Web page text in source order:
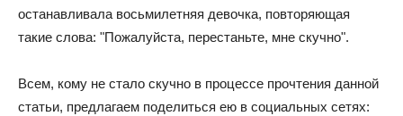
останавливала восьмилетняя девочка, повторяющая
такие слова: "Пожалуйста, перестаньте, мне скучно".
Всем, кому не стало скучно в процессе прочтения данной
статьи, предлагаем поделиться ею в социальных сетях: